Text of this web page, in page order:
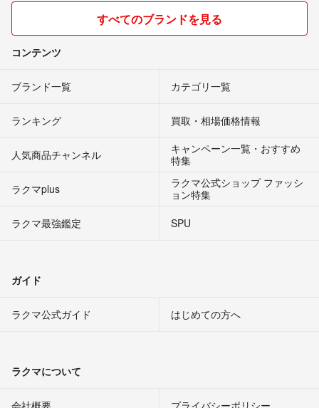
すべてのブランドを見る
コンテンツ
ブランド一覧 カテゴリ一覧
ランキング 買取・相場価格情報
人気商品チャンネル
キャンペーン一覧・おすすめ
特集
ラクマplus
ラクマ公式ショップ ファッシ
ョン特集
ラクマ最強鑑定
SPU
ガイド
ラクマ公式ガイド はじめての方へ
ラクマについて
会社概要 プライバシーポリシー